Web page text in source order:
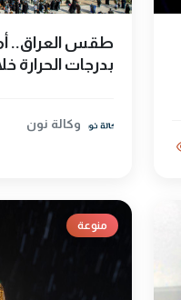
طقس العراق..
بدرجات الحرارة
وكالة نون
منوعة